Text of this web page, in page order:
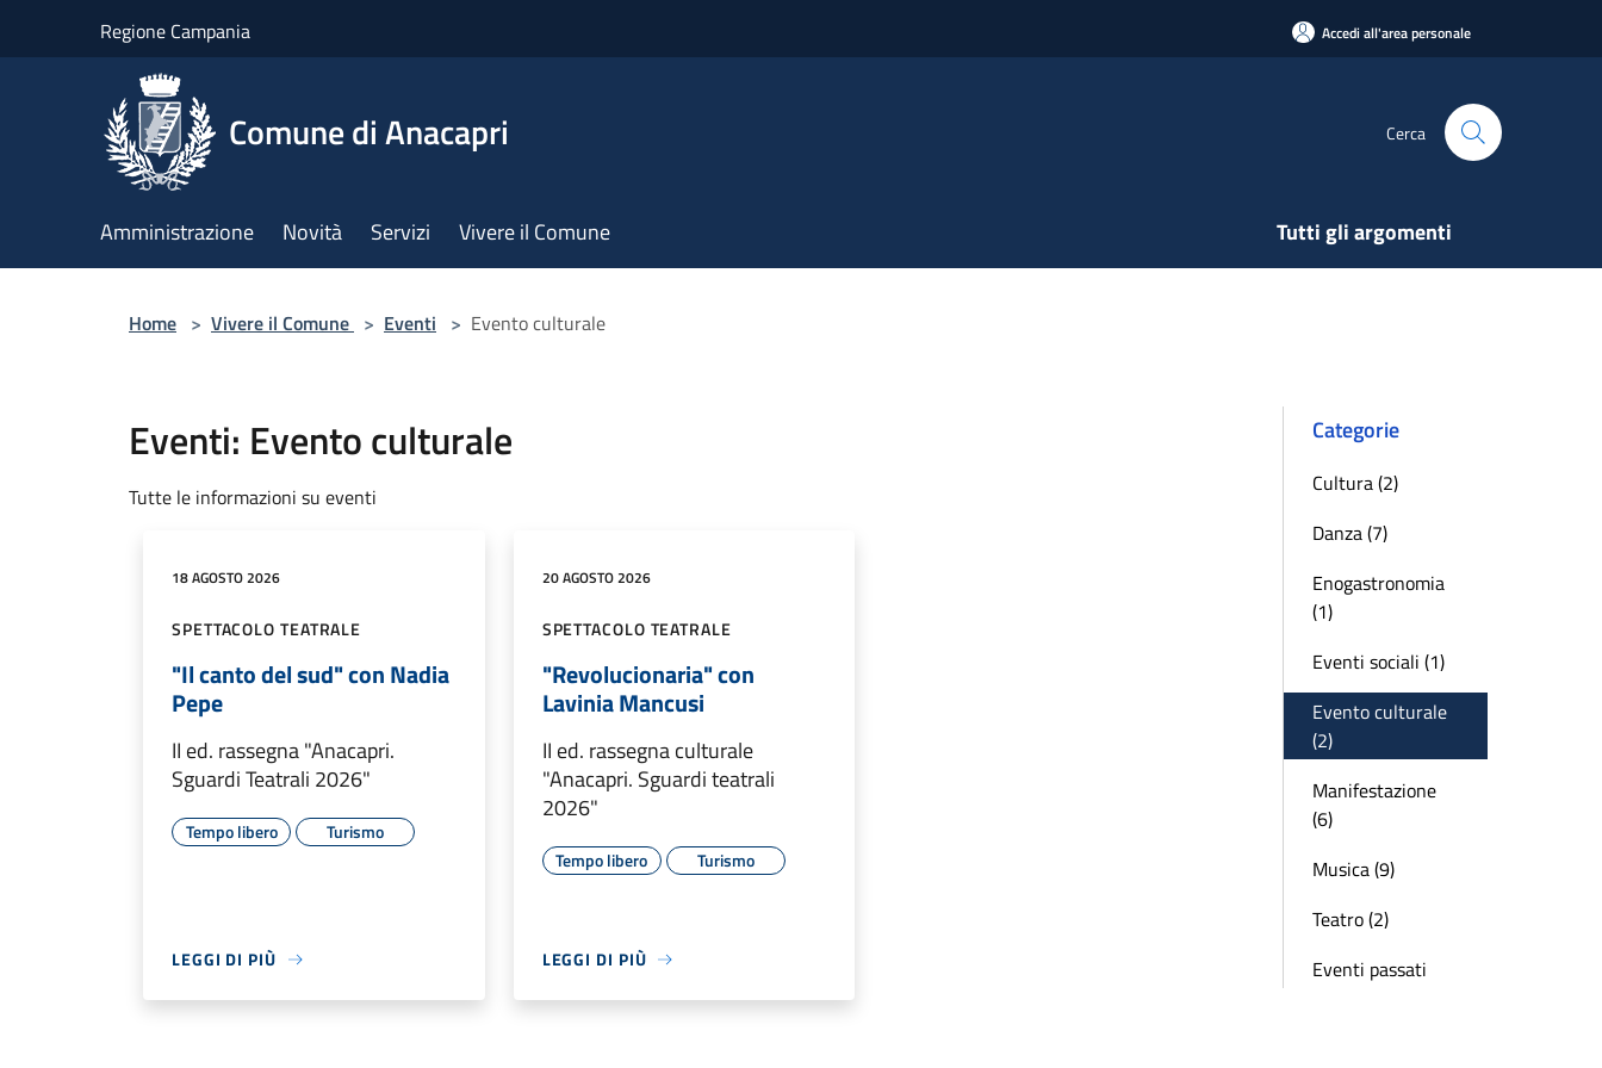
Regione Campania Accedi all'area personale
Comune di Anacapri Cerca
Amministrazione Novità Servizi Vivere il Comune Tutti gli argomenti
Home > Vivere il Comune > Eventi > Evento culturale
Eventi: Evento culturale
Tutte le informazioni su eventi
18 AGOSTO 2026
SPETTACOLO TEATRALE
"Il canto del sud" con Nadia
Pepe
II ed. rassegna "Anacapri.
Sguardi Teatrali 2026"
Tempo libero Turismo
LEGGI DI PIÙ
20 AGOSTO 2026
SPETTACOLO TEATRALE
"Revolucionaria" con
Lavinia Mancusi
II ed. rassegna culturale
"Anacapri. Sguardi teatrali
2026"
Tempo libero Turismo
LEGGI DI PIÙ
Categorie
Cultura (2)
Danza (7)
Enogastronomia
(1)
Eventi sociali (1)
Evento culturale
(2)
Manifestazione
(6)
Musica (9)
Teatro (2)
Eventi passati